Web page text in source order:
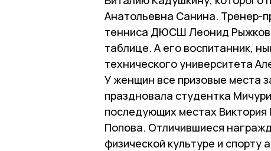
Анатольевна Санина. Тренер-
тенниса ДЮСШ Леонид Рыжков
таблице. А его воспитанник,
технического университета
У женщин все призовые места
праздновала студентка
последующих местах
Попова. Отличившиеся
физической культуре и